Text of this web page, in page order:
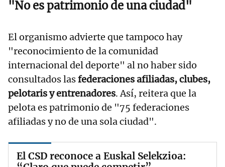
"No es patrimonio de una ciudad"
El organismo advierte que tampoco hay
"reconocimiento de la comunidad
internacional del deporte" al no haber sido
consultados lasfederaciones afiliadas, clubes,
pelotaris y entrenadores. Así, reitera que la
pelota es patrimonio de "75 federaciones
afiliadas y no de una sola ciudad".
El CSD reconoce a Euskal Selekzioa: